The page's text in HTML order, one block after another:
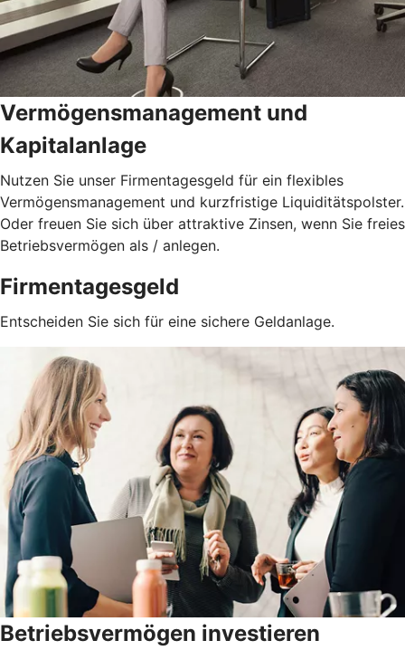
Vermögensmanagement und
Kapitalanlage
Nutzen Sie unser Firmentagesgeld für ein flexibles
Vermögensmanagement und kurzfristige Liquiditätspolster.
Oder freuen Sie sich über attraktive Zinsen, wenn Sie freies
Betriebsvermögen als / anlegen.
Firmentagesgeld
Entscheiden Sie sich für eine sichere Geldanlage.
Betriebsvermögen investieren